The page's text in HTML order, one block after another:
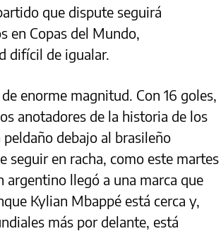
que dispute seguirá
en Copas del Mundo,
difícil de igualar.
enorme magnitud. Con 16 goles,
anotadores de la historia de los
debajo al brasileño
seguir en racha, como este martes
llegó a una marca que
Kylian Mbappé está cerca y,
más por delante, está